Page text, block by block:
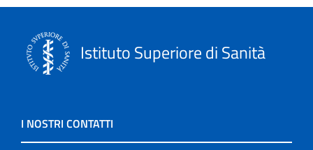
Istituto Superiore di Sanità
I NOSTRI CONTATTI